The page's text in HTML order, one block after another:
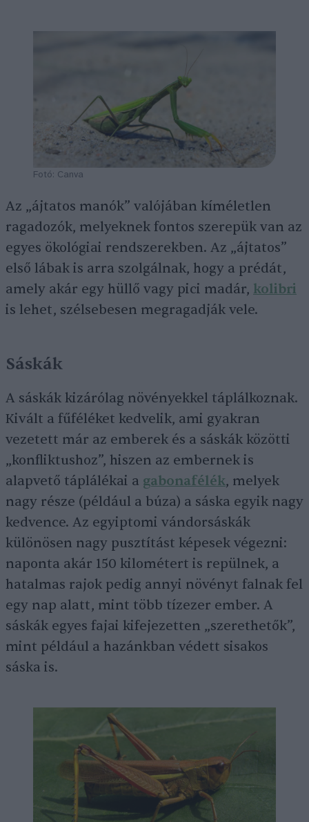
Fotó: Canva
Az „ájtatos manók” valójában kíméletlen
ragadozók, melyeknek fontos szerepük van az
egyes ökológiai rendszerekben. Az „ájtatos”
első lábak is arra szolgálnak, hogy a prédát,
amely akár egy hüllő vagy pici madár, kolibri
is lehet, szélsebesen megragadják vele.
Sáskák
A sáskák kizárólag növényekkel táplálkoznak.
Kivált a fűféléket kedvelik, ami gyakran
vezetett már az emberek és a sáskák közötti
„konfliktushoz”, hiszen az embernek is
alapvető táplálékai a gabonafélék, melyek
nagy része (például a búza) a sáska egyik nagy
kedvence. Az egyiptomi vándorsáskák
különösen nagy pusztítást képesek végezni:
naponta akár 150 kilométert is repülnek, a
hatalmas rajok pedig annyi növényt falnak fel
egy nap alatt, mint több tízezer ember. A
sáskák egyes fajai kifejezetten „szerethetők”,
mint például a hazánkban védett sisakos
sáska is.